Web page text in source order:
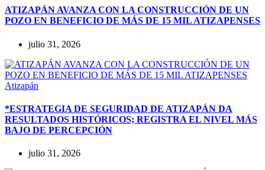
ATIZAPÁN AVANZA CON LA CONSTRUCCIÓN DE UN
POZO EN BENEFICIO DE MÁS DE 15 MIL ATIZAPENSES
julio 31, 2026
Atizapán
*ESTRATEGIA DE SEGURIDAD DE ATIZAPÁN DA
RESULTADOS HISTÓRICOS; REGISTRA EL NIVEL MÁS
BAJO DE PERCEPCIÓN
julio 31, 2026